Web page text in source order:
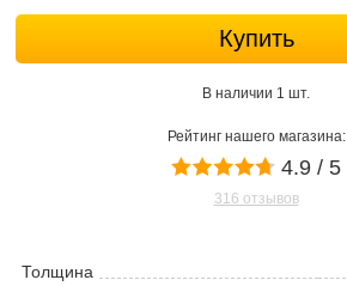
Толщина
Купить
В наличии 1 шт.
Рейтинг нашего магазина:
4.9 / 5
316 отзывов